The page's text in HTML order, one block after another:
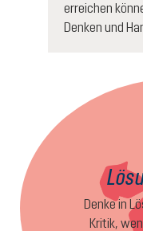
erreichen
Denken und
Denke in
Kritik,